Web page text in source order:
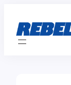
springen